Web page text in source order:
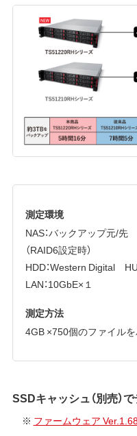
測定環境
NAS：バックアップ元/
（RAID6設定時）
HDD：Western Digital
LAN：10GbE×１
測定方法
4GB ×750個のファイル
SSDキャッシュ（別売）
※ ファームウェア